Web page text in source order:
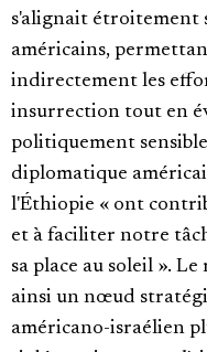
s'alignait étroitement
américains,
indirectement les
insurrection tout en
politiquement
diplomatique
l'Éthiopie « ont
et à faciliter notre
sa place au soleil ».
ainsi un nœud
américano-israélien